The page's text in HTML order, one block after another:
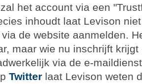
het account via een
inhoudt laat Levison
de website aanmelden.
maar wie nu inschrijft
via de e-
Twitterlaat Levison weten